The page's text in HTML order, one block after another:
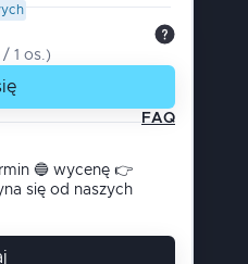
/ 1 os.)
FAQ
🔵 wycenę 👉
się od naszych